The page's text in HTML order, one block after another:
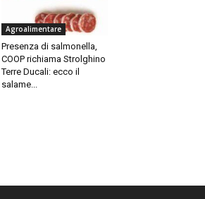
Agroalimentare
Presenza di salmonella,
COOP richiama Strolghino
Terre Ducali: ecco il
salame...